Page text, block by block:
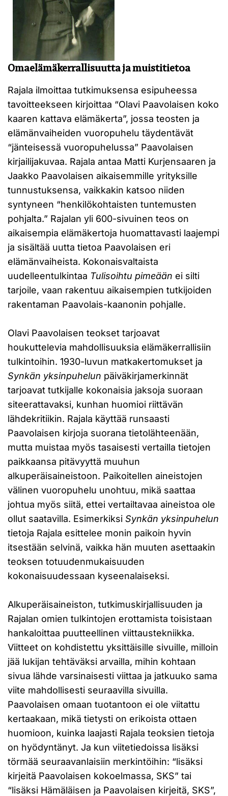
Omaelämäkerrallisuutta ja muistitietoa
Rajala ilmoittaa tutkimuksensa esipuheessa
tavoitteekseen kirjoittaa “Olavi Paavolaisen koko
kaaren kattava elämäkerta”, jossa teosten ja
elämänvaiheiden vuoropuhelu täydentävät
“jänteisessä vuoropuhelussa” Paavolaisen
kirjailijakuvaa. Rajala antaa Matti Kurjensaaren ja
Jaakko Paavolaisen aikaisemmille yrityksille
tunnustuksensa, vaikkakin katsoo niiden
syntyneen “henkilökohtaisten tuntemusten
pohjalta.” Rajalan yli 600-sivuinen teos on
aikaisempia elämäkertoja huomattavasti laajempi
ja sisältää uutta tietoa Paavolaisen eri
elämänvaiheista. Kokonaisvaltaista
uudelleentulkintaa Tulisoihtu pimeään ei silti
tarjoile, vaan rakentuu aikaisempien tutkijoiden
rakentaman Paavolais-kaanonin pohjalle.
Olavi Paavolaisen teokset tarjoavat
houkuttelevia mahdollisuuksia elämäkerrallisiin
tulkintoihin. 1930-luvun matkakertomukset ja
Synkän yksinpuhelun päiväkirjamerkinnät
tarjoavat tutkijalle kokonaisia jaksoja suoraan
siteerattavaksi, kunhan huomioi riittävän
lähdekritiikin. Rajala käyttää runsaasti
Paavolaisen kirjoja suorana tietolähteenään,
mutta muistaa myös tasaisesti vertailla tietojen
paikkaansa pitävyyttä muuhun
alkuperäisaineistoon. Paikoitellen aineistojen
välinen vuoropuhelu unohtuu, mikä saattaa
johtua myös siitä, ettei vertailtavaa aineistoa ole
ollut saatavilla. Esimerkiksi Synkän yksinpuhelun
tietoja Rajala esittelee monin paikoin hyvin
itsestään selvinä, vaikka hän muuten asettaakin
teoksen totuudenmukaisuuden
kokonaisuudessaan kyseenalaiseksi.
Alkuperäisaineiston, tutkimuskirjallisuuden ja
Rajalan omien tulkintojen erottamista toisistaan
hankaloittaa puutteellinen viittaustekniikka.
Viitteet on kohdistettu yksittäisille sivuille, milloin
jää lukijan tehtäväksi arvailla, mihin kohtaan
sivua lähde varsinaisesti viittaa ja jatkuuko sama
viite mahdollisesti seuraavilla sivuilla.
Paavolaisen omaan tuotantoon ei ole viitattu
kertaakaan, mikä tietysti on erikoista ottaen
huomioon, kuinka laajasti Rajala teoksien tietoja
on hyödyntänyt. Ja kun viitetiedoissa lisäksi
törmää seuraavanlaisiin merkintöihin: “lisäksi
kirjeitä Paavolaisen kokoelmassa, SKS” tai
“lisäksi Hämäläisen ja Paavolaisen kirjeitä, SKS”,